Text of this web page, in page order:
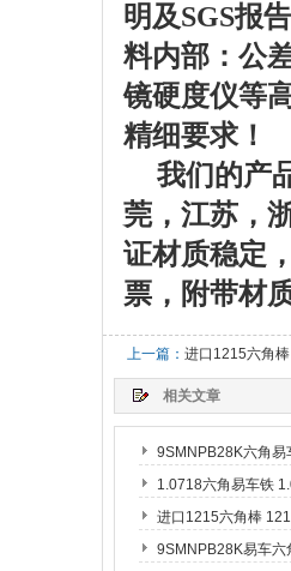
明及SGS报
料内部：公
镜硬度仪等
精细要求！
我们的产
莞，江苏，
证材质稳定
票，附带材
上一篇： 进口1215六角
相关文章
9SMNPB28K六角易
1.0718六角易车铁
进口1215六角棒
9SMNPB28K易车六